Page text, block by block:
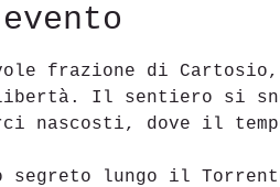
frazione di Cartosio,
libertà. Il sentiero si
nascosti, dove il
segreto lungo il